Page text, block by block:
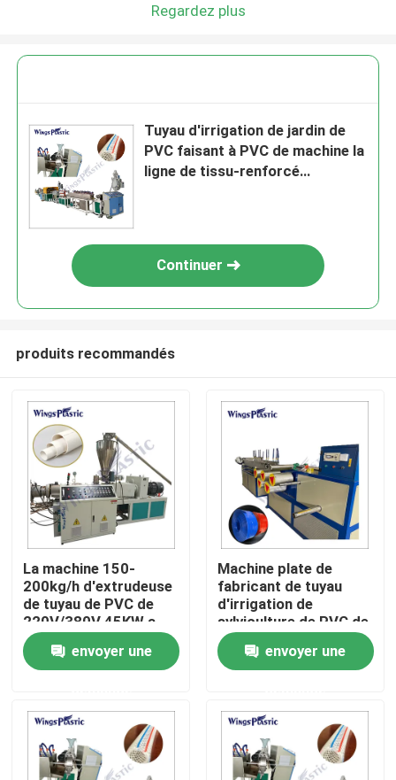
Maison
Produits
Au sujet de nous
Regardez plus
Tuyau d'irrigation de jardin de
PVC faisant à PVC de machine la
ligne de tissu-renforcé
Continuer
produits recommandés
La machine 150-
200kg/h d'extrudeuse
de tuyau de PVC de
220V/380V 45KW a
produit
envoyer une
Machine plate de
fabricant de tuyau
d'irrigation de
sylviculture de PVC de
configuration de
tissu-renforcé
automatique de tuyau
envoyer une